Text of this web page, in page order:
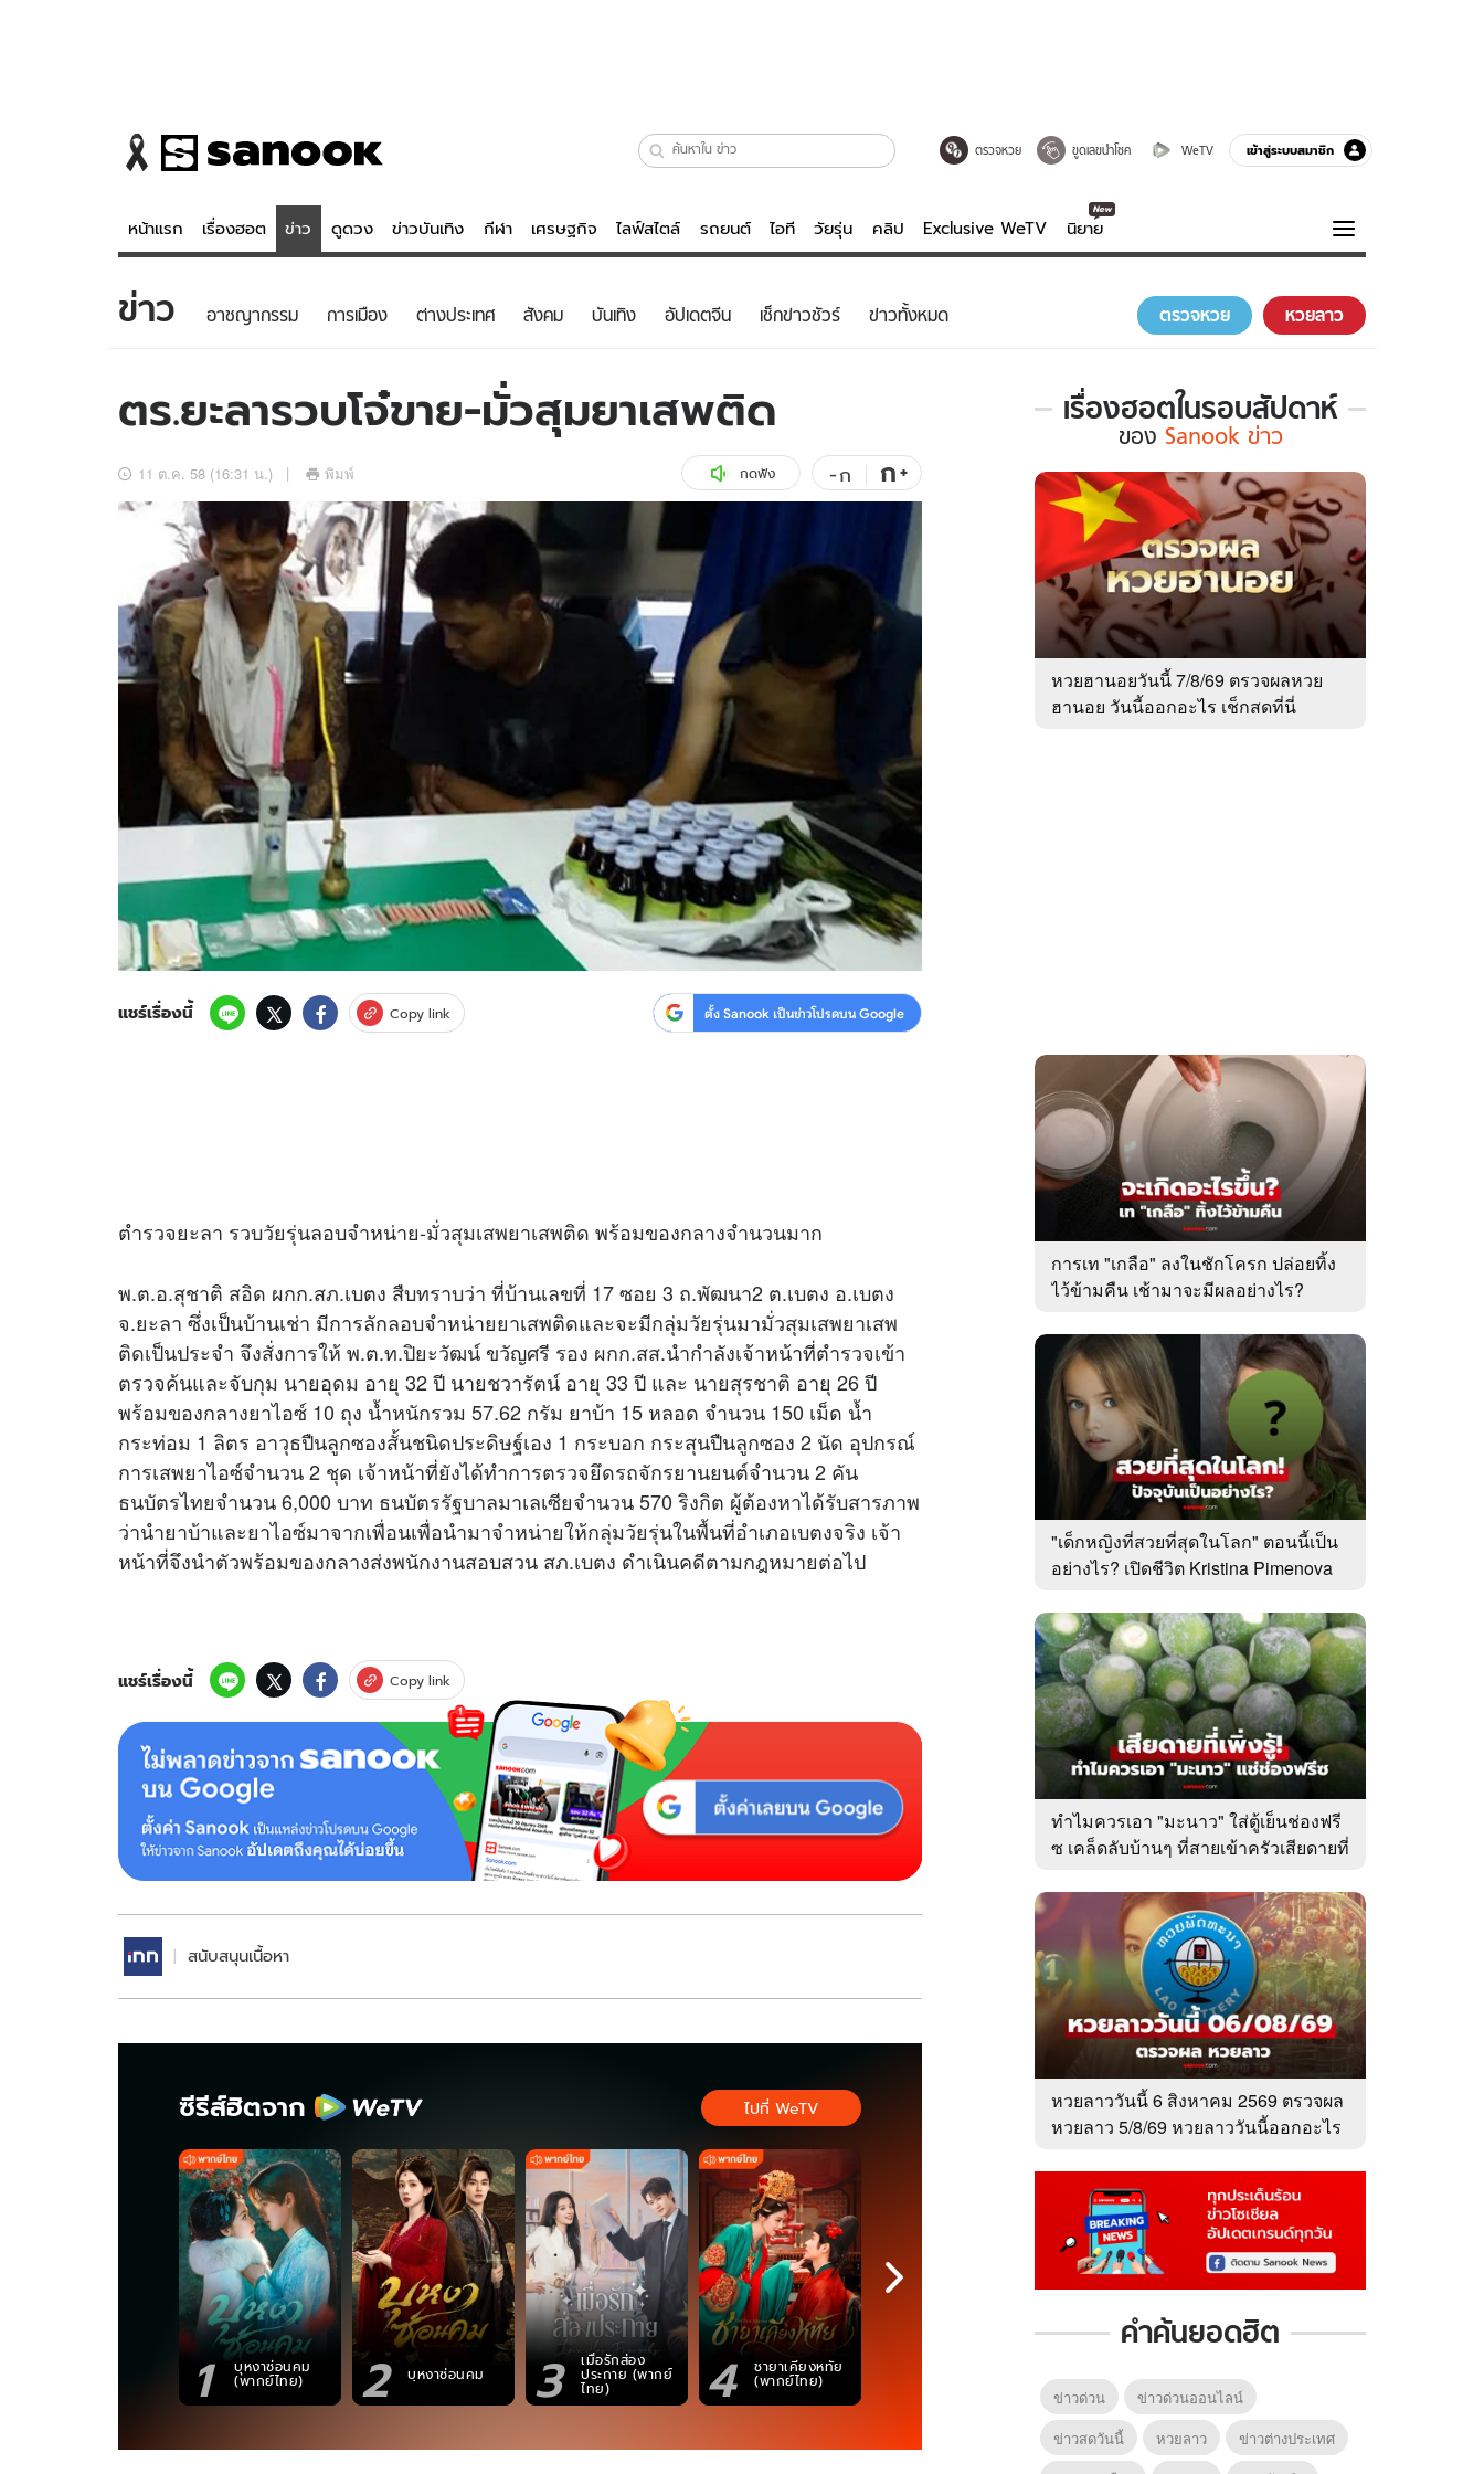
ตรวจหวย ขูดเลขนำโชค WeTV เข้าสู่ระบบสมาชิก
หน้าแรก เรื่องฮอต ข่าว ดูดวง ข่าวบันเทิง กีฬา เศรษฐกิจ ไลฟ์สไตล์ รถยนต์ ไอที วัยรุ่น คลิป Exclusive WeTV นิยาย
ข่าว
ข่าวบันเทิง
อัปเดตจีน
เช็กข่าวชัวร์
ดูดวง - ตรวจหวย
สถิติหวยไทย
ไลฟ์สไตล์
วัยรุ่น
รถยนต์
สุขภาพ
เที่ยว-กิน
Tasteful Thailand
Sanook Choice
บันเทิงครบรส
คลิป
พอดแคสต์
ดูทีวี
WeTV
Exclusive WeTV
ความรู้รอบตัว
ฮาวทู
ดาวน์โหลดสนุกแอปฟรี ติดตามสนุกโซเชียลได้ที่
สงวนลิขสิทธิ์ ©2569บริษัท อิมเมจ ฟิวเจอร์ (ประเทศไทย) จำกัด
ข่าว อาชญากรรม การเมือง ต่างประเทศ สังคม บันเทิง อัปเดตจีน เช็กข่าวชัวร์ ข่าวทั้งหมด ตรวจหวย หวยลาว
ตร.ยะลารวบโจ๋ขาย-มั่วสุมยาเสพติด
11 ต.ค. 58 (16:31 น.) พิมพ์ กดฟัง -ก ก+
แชร์เรื่องนี้ Copy link ตั้ง Sanook เป็นข่าวโปรดบน Google
ตำรวจยะลา รวบวัยรุ่นลอบจำหน่าย-มั่วสุมเสพยาเสพติด พร้อมของกลางจำนวนมาก
พ.ต.อ.สุชาติ สอิด ผกก.สภ.เบตง สืบทราบว่า ที่บ้านเลขที่ 17 ซอย 3 ถ.พัฒนา2 ต.เบตง อ.เบตง
จ.ยะลา ซึ่งเป็นบ้านเช่า มีการลักลอบจำหน่ายยาเสพติดและจะมีกลุ่มวัยรุ่นมามั่วสุมเสพยาเสพ
ติดเป็นประจำ จึงสั่งการให้ พ.ต.ท.ปิยะวัฒน์ ขวัญศรี รอง ผกก.สส.นำกำลังเจ้าหน้าที่ตำรวจเข้า
ตรวจค้นและจับกุม นายอุดม อายุ 32 ปี นายชวารัตน์ อายุ 33 ปี และ นายสุรชาติ อายุ 26 ปี
พร้อมของกลางยาไอซ์ 10 ถุง น้ำหนักรวม 57.62 กรัม ยาบ้า 15 หลอด จำนวน 150 เม็ด น้ำ
กระท่อม 1 ลิตร อาวุธปืนลูกซองสั้นชนิดประดิษฐ์เอง 1 กระบอก กระสุนปืนลูกซอง 2 นัด อุปกรณ์
การเสพยาไอซ์จำนวน 2 ชุด เจ้าหน้าที่ยังได้ทำการตรวจยึดรถจักรยานยนต์จำนวน 2 คัน
ธนบัตรไทยจำนวน 6,000 บาท ธนบัตรรัฐบาลมาเลเซียจำนวน 570 ริงกิต ผู้ต้องหาได้รับสารภาพ
ว่านำยาบ้าและยาไอซ์มาจากเพื่อนเพื่อนำมาจำหน่ายให้กลุ่มวัยรุ่นในพื้นที่อำเภอเบตงจริง เจ้า
หน้าที่จึงนำตัวพร้อมของกลางส่งพนักงานสอบสวน สภ.เบตง ดำเนินคดีตามกฎหมายต่อไป
แชร์เรื่องนี้ Copy link
สนับสนุนเนื้อหา
ซีรีส์ฮิตจาก
1 บุหงาซ่อนคม
(พากย์ไทย) 2 บุหงาซ่อนคม 3 เมื่อรักส่อง
ประกาย (พากย์
ไทย) 4 ชายาเคียงหทัย
(พากย์ไทย) 5 6 ไทย) 7
ไปที่ WeTV
เรื่องฮอตในรอบสัปดาห์
เรื่อง
ใน
รอบ
สัปดาห์
Sanook
ข่าว
ของ Sanook ข่าว
หวยฮานอยวันนี้ 7/8/69 ตรวจผลหวย
ฮานอย วันนี้ออกอะไร เช็กสดที่นี่
การเท "เกลือ" ลงในชักโครก ปล่อยทิ้ง
ไว้ข้ามคืน เช้ามาจะมีผลอย่างไร?
"เด็กหญิงที่สวยที่สุดในโลก" ตอนนี้เป็น
อย่างไร? เปิดชีวิต Kristina Pimenova
ทำไมควรเอา "มะนาว" ใส่ตู้เย็นช่องฟรี
ซ เคล็ดลับบ้านๆ ที่สายเข้าครัวเสียดายที่
หวยลาววันนี้ 6 สิงหาคม 2569 ตรวจผล
หวยลาว 5/8/69 หวยลาววันนี้ออกอะไร
คำค้นยอดฮิต
ข่าวด่วน
ข่าวด่วนออนไลน์
ข่าวสดวันนี้
หวยลาว
ข่าวต่างประเทศ